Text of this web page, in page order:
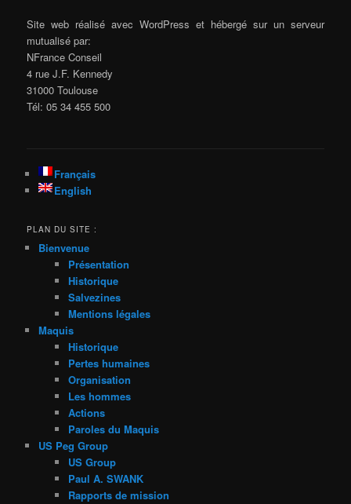
Site web réalisé avec WordPress et hébergé sur un serveur
mutualisé par:
NFrance Conseil
4 rue J.F. Kennedy
31000 Toulouse
Tél: 05 34 455 500
Français
English
PLAN DU SITE :
Bienvenue
Présentation
Historique
Salvezines
Mentions légales
Maquis
Historique
Pertes humaines
Organisation
Les hommes
Actions
Paroles du Maquis
US Peg Group
US Group
Paul A. SWANK
Rapports de mission